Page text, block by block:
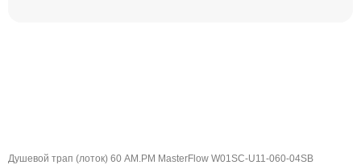
Душевой трап (лоток) 60 AM.PM MasterFlow W01SC-U11-060-04SB